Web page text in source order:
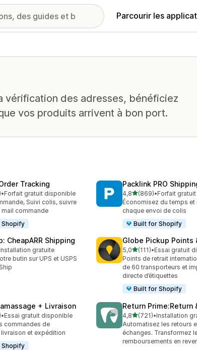
Parcourir les
vérification des adresses, bénéficiez
vos produits arrivent à bon port.
Tracking
5
total
•Forfait gratuit disponible
Suivi colis, suivre
commande
Shopify
Packlink PRO
4,8étoile(s) sur 5
(869)
869 avis au total
•Forfait
Économisez du temps et
chaque envoi de colis
Built for Shopify
CheapARR Shipping
5
gratuite
butin sur UPS et USPS
Globe Pickup Points
5,0étoile(s) sur 5
(111)
111 avis au total
•Essai gratuit
Points de retrait
de 60 transporteurs et
directe d’étiquettes
Built for Shopify
+ Livraison
5
total
•Essai gratuit disponible
commandes de
et expédition
Shopify
Return Prime:Return
4,8étoile(s) sur 5
(721)
721 avis au total
•Installation
Automatisez les retours
échanges. Transformez
remboursements en